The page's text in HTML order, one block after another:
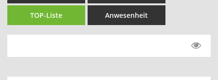
TOP-Liste Anwesenheit